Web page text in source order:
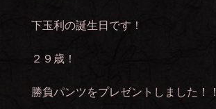
下玉利の誕生日です！
２９歳！
勝負パンツをプレゼントしました！！